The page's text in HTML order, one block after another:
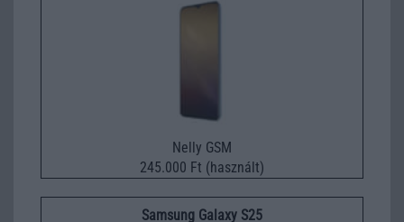
Nelly GSM
245.000 Ft (használt)
Samsung Galaxy S25